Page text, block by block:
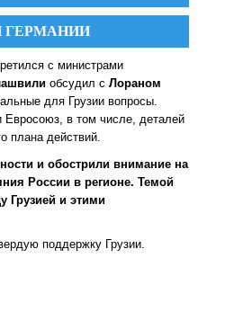
ГЕРМАНИИ
с министрами
обсудил с Лораном
для Грузии вопросы.
Евросоюз, в том числе, деталей
плана действий.
и обострили внимание на
России в регионе. Темой
Грузией и этими
поддержку Грузии.